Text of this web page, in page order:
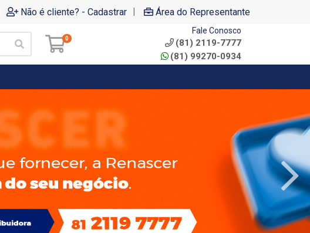
Não é cliente? - Cadastrar | Área do Representante
0
Fale Conosco
(81) 2119-7777
(81) 99270-0934